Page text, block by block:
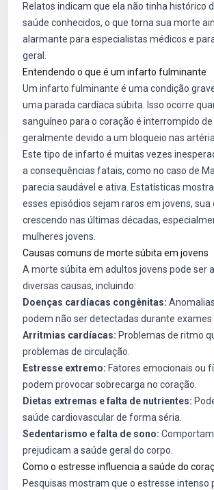
Relatos indicam que ela não tinha histórico
saúde conhecidos, o que torna sua morte
alarmante para especialistas médicos e
geral.
Entendendo o que é um infarto fulminante
Um infarto fulminante é uma condição
uma parada cardíaca súbita. Isso ocorre
sanguíneo para o coração é interrompido
geralmente devido a um bloqueio nas
Este tipo de infarto é muitas vezes
a consequências fatais, como no caso de
parecia saudável e ativa. Estatísticas
esses episódios sejam raros em jovens, sua
crescendo nas últimas décadas,
mulheres jovens.
Causas comuns de morte súbita em jovens
A morte súbita em adultos jovens pode ser
diversas causas, incluindo:
Doenças cardíacas congênitas:
podem não ser detectadas durante exames
Arritmias cardíacas: Problemas de ritmo
problemas de circulação.
Estresse extremo: Fatores emocionais ou
podem provocar sobrecarga no coração.
Dietas extremas e falta de nutrientes:
saúde cardiovascular de forma séria.
Sedentarismo e falta de sono:
prejudicam a saúde geral do corpo.
Como o estresse influencia a saúde do
Pesquisas mostram que o estresse intenso